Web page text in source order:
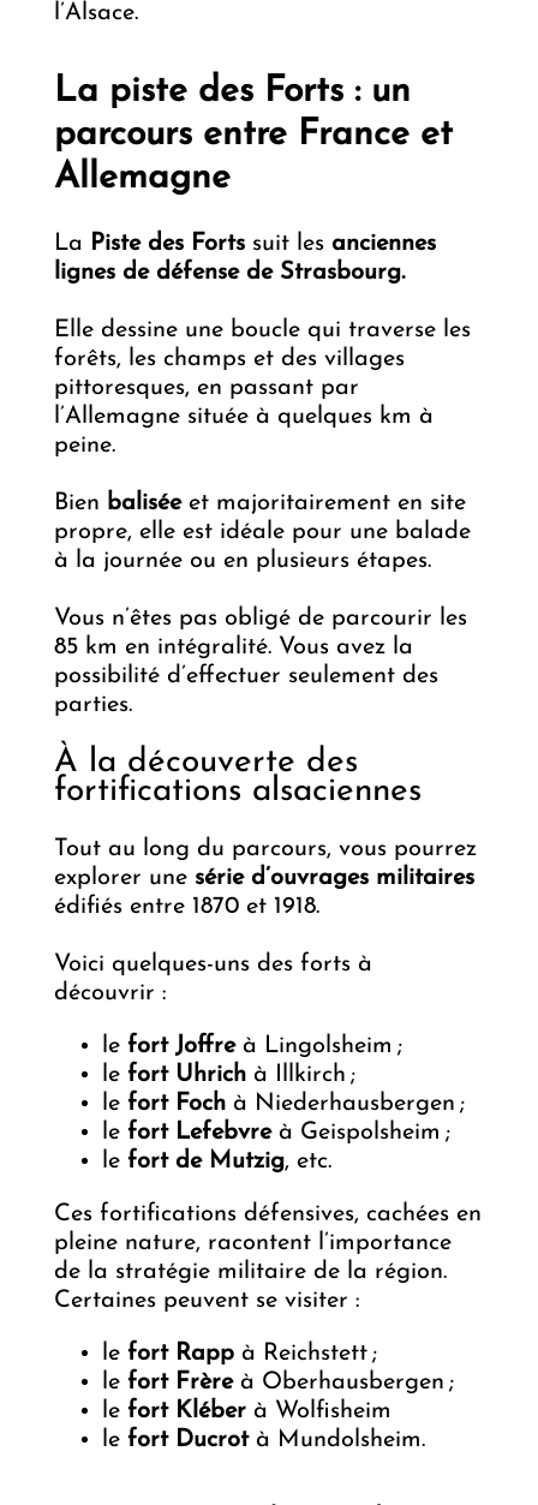
l’Alsace.
La piste des Forts : un
parcours entre France et
Allemagne
La Piste des Forts suit les anciennes
lignes de défense de Strasbourg.
Elle dessine une boucle qui traverse les
forêts, les champs et des villages
pittoresques, en passant par
l’Allemagne située à quelques km à
peine.
Bien balisée et majoritairement en site
propre, elle est idéale pour une balade
à la journée ou en plusieurs étapes.
Vous n’êtes pas obligé de parcourir les
85 km en intégralité. Vous avez la
possibilité d’effectuer seulement des
parties.
À la découverte des
fortifications alsaciennes
Tout au long du parcours, vous pourrez
explorer une série d’ouvrages militaires
édifiés entre 1870 et 1918.
Voici quelques-uns des forts à
découvrir :
le fort Joffre à Lingolsheim ;
le fort Uhrich à Illkirch ;
le fort Foch à Niederhausbergen ;
le fort Lefebvreà Geispolsheim ;
le fort de Mutzig, etc.
Ces fortifications défensives, cachées en
pleine nature, racontent l’importance
de la stratégie militaire de la région.
Certaines peuvent se visiter :
le fort Rapp à Reichstett ;
le fort Frèreà Oberhausbergen ;
le fort Kléber à Wolfisheim
le fort Ducrotà Mundolsheim.